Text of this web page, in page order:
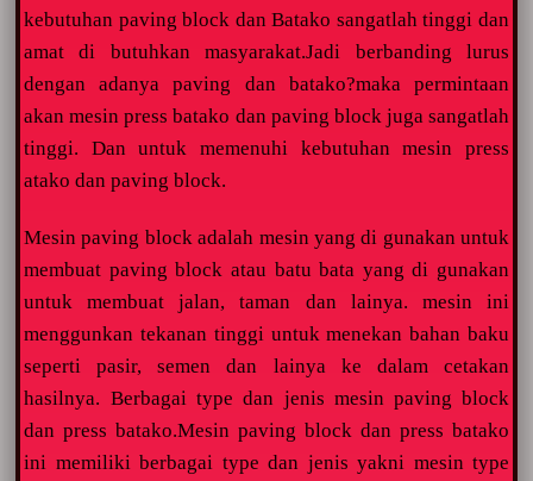
kebutuhan paving block dan Batako sangatlah tinggi dan
amat di butuhkan masyarakat.Jadi berbanding lurus
dengan adanya paving dan batako?maka permintaan
akan mesin press batako dan paving block juga sangatlah
tinggi. Dan untuk memenuhi kebutuhan mesin press
atako dan paving block.
Mesin paving block adalah mesin yang di gunakan untuk
membuat paving block atau batu bata yang di gunakan
untuk membuat jalan, taman dan lainya. mesin ini
menggunkan tekanan tinggi untuk menekan bahan baku
seperti pasir, semen dan lainya ke dalam cetakan
hasilnya. Berbagai type dan jenis mesin paving block
dan press batako.Mesin paving block dan press batako
ini memiliki berbagai type dan jenis yakni mesin type